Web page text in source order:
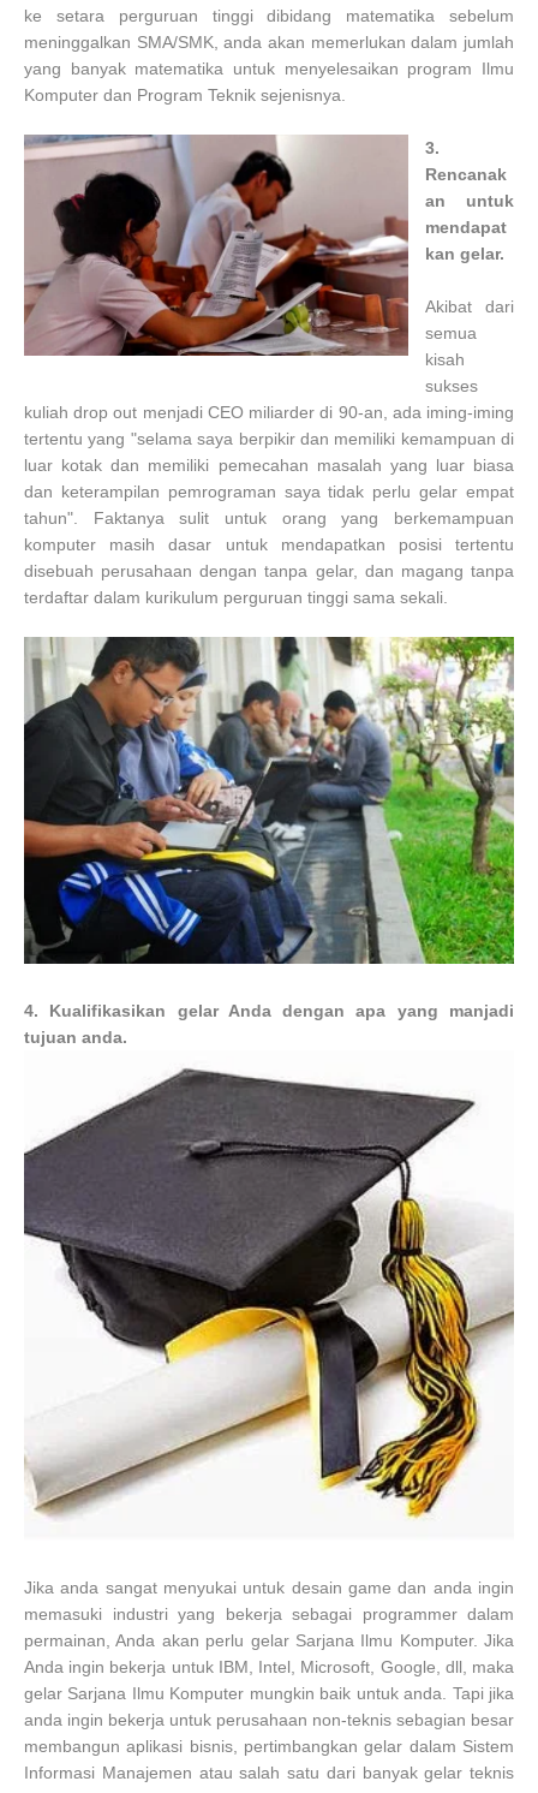
ke setara perguruan tinggi dibidang matematika sebelum
meninggalkan SMA/SMK, anda akan memerlukan dalam jumlah
yang banyak matematika untuk menyelesaikan program Ilmu
Komputer dan Program Teknik sejenisnya.
3.
Rencanak
an untuk
mendapat
kan gelar.
Akibat dari
semua
kisah
sukses
kuliah drop out menjadi CEO miliarder di 90-an, ada iming-iming
tertentu yang "selama saya berpikir dan memiliki kemampuan di
luar kotak dan memiliki pemecahan masalah yang luar biasa
dan keterampilan pemrograman saya tidak perlu gelar empat
tahun". Faktanya sulit untuk orang yang berkemampuan
komputer masih dasar untuk mendapatkan posisi tertentu
disebuah perusahaan dengan tanpa gelar, dan magang tanpa
terdaftar dalam kurikulum perguruan tinggi sama sekali.
4. Kualifikasikan gelar Anda dengan apa yang manjadi
tujuan anda.
Jika anda sangat menyukai untuk desain game dan anda ingin
memasuki industri yang bekerja sebagai programmer dalam
permainan, Anda akan perlu gelar Sarjana Ilmu Komputer. Jika
Anda ingin bekerja untuk IBM, Intel, Microsoft, Google, dll, maka
gelar Sarjana Ilmu Komputer mungkin baik untuk anda. Tapi jika
anda ingin bekerja untuk perusahaan non-teknis sebagian besar
membangun aplikasi bisnis, pertimbangkan gelar dalam Sistem
Informasi Manajemen atau salah satu dari banyak gelar teknis